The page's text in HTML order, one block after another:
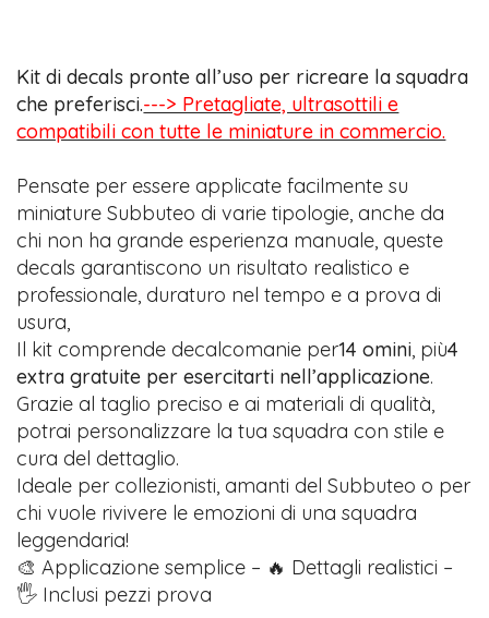
Kit di decals pronte all’uso per ricreare la squadra
che preferisci.---> Pretagliate, ultrasottili e
compatibili con tutte le miniature in commercio.
Pensate per essere applicate facilmente su
miniature Subbuteo di varie tipologie, anche da
chi non ha grande esperienza manuale, queste
decals garantiscono un risultato realistico e
professionale, duraturo nel tempo e a prova di
usura,
Il kit comprende decalcomanie per14 omini, più4
extra gratuite per esercitarti nell’applicazione.
Grazie al taglio preciso e ai materiali di qualità,
potrai personalizzare la tua squadra con stile e
cura del dettaglio.
Ideale per collezionisti, amanti del Subbuteo o per
chi vuole rivivere le emozioni di una squadra
leggendaria!
🎨 Applicazione semplice – 🔥 Dettagli realistici –
🖐️ Inclusi pezzi prova